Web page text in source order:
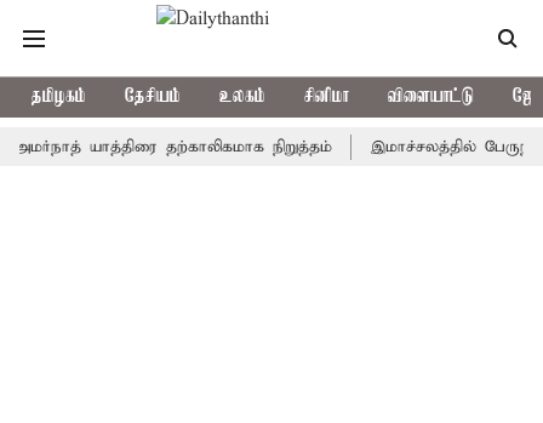
தமிழகம் தேசியம் உலகம் சினிமா விளையாட்டு
யாத்திரை தற்காலிகமாக நிறுத்தம் இமாச்சலத்தில் பேருந்து